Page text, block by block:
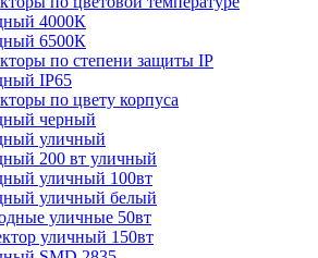
4000К
6500К
по степени защиты IP
IP65
по цвету корпуса
черный
уличный
200 вт уличный
уличный 100вт
уличный белый
уличные 50вт
уличный 150вт